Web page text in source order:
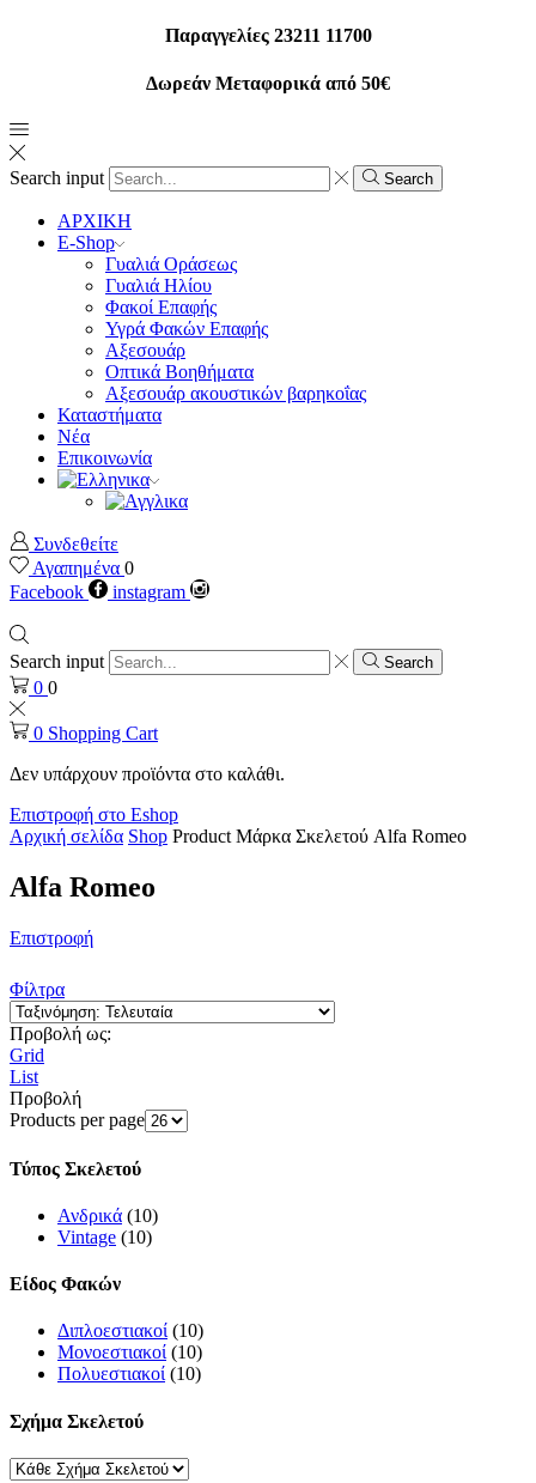
Παραγγελίες 23211 11700
Δωρεάν Μεταφορικά από 50€
Search input Search
ΑΡΧΙΚΗ
E-Shop
Γυαλιά Οράσεως
Γυαλιά Ηλίου
Φακοί Επαφής
Υγρά Φακών Επαφής
Αξεσουάρ
Οπτικά Βοηθήματα
Αξεσουάρ ακουστικών βαρηκοΐας
Καταστήματα
Νέα
Επικοινωνία
Συνδεθείτε
Αγαπημένα 0
Facebook
instagram
Search input Search
0 0
0 Shopping Cart
Δεν υπάρχουν προϊόντα στο καλάθι.
Επιστροφή στο Eshop
Αρχική σελίδα Shop Product Μάρκα Σκελετού Alfa Romeo
Alfa Romeo
Επιστροφή
Φίλτρα
Προβολή ως:
Grid
List
Προβολή
Products per page
Τύπος Σκελετού
Ανδρικά (10)
Vintage (10)
Είδος Φακών
Διπλοεστιακοί (10)
Μονοεστιακοί (10)
Πολυεστιακοί (10)
Σχήμα Σκελετού